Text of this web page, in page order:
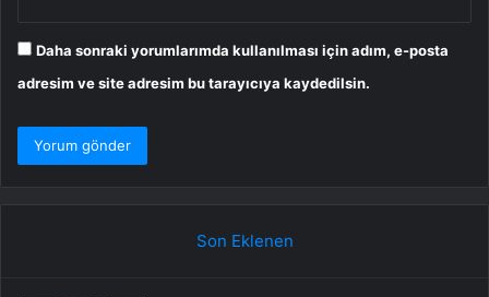
Daha sonraki yorumlarımda kullanılması için adım, e-posta
adresim ve site adresim bu tarayıcıya kaydedilsin.
Son Eklenen